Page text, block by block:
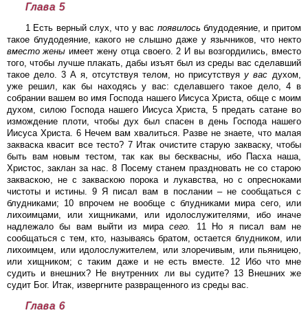
Глава 5
1 Есть верный слух, что у вас появилось блудодеяние, и притом
такое блудодеяние, какого не слышно даже у язычников, что некто
вместо жены имеет жену отца своего. 2 И вы возгордились, вместо
того, чтобы лучше плакать, дабы изъят был из среды вас сделавший
такое дело. 3 А я, отсутствуя телом, но присутствуя у вас духом,
уже решил, как бы находясь у вас: сделавшего такое дело, 4 в
собрании вашем во имя Господа нашего Иисуса Христа, обще с моим
духом, силою Господа нашего Иисуса Христа, 5 предать сатане во
измождение плоти, чтобы дух был спасен в день Господа нашего
Иисуса Христа. 6 Нечем вам хвалиться. Разве не знаете, что малая
закваска квасит все тесто? 7 Итак очистите старую закваску, чтобы
быть вам новым тестом, так как вы бесквасны, ибо Пасха наша,
Христос, заклан за нас. 8 Посему станем праздновать не со старою
закваскою, не с закваскою порока и лукавства, но с опресноками
чистоты и истины. 9 Я писал вам в послании – не сообщаться с
блудниками; 10 впрочем не вообще с блудниками мира сего, или
лихоимцами, или хищниками, или идолослужителями, ибо иначе
надлежало бы вам выйти из мира сего.
11 Но я писал вам не
сообщаться с тем, кто, называясь братом, остается блудником, или
лихоимцем, или идолослужителем, или злоречивым, или пьяницею,
или хищником; с таким даже и не есть вместе. 12 Ибо что мне
судить и внешних? Не внутренних ли вы судите? 13 Внешних же
судит Бог. Итак, извергните развращенного из среды вас.
Глава 6